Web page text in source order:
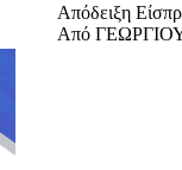
Απόδειξη
Από